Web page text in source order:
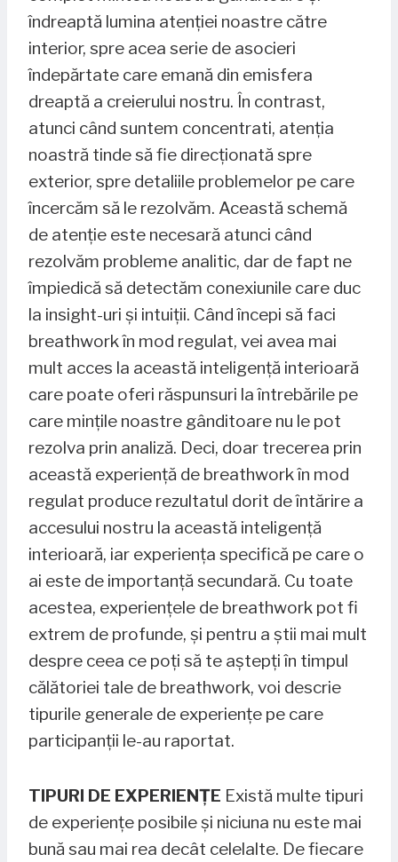
îndreaptă lumina atenției noastre către
interior, spre acea serie de asocieri
îndepărtate care emană din emisfera
dreaptă a creierului nostru. În contrast,
atunci când suntem concentrati, atenția
noastră tinde să fie direcționată spre
exterior, spre detaliile problemelor pe care
încercăm să le rezolvăm. Această schemă
de atenție este necesară atunci când
rezolvăm probleme analitic, dar de fapt ne
împiedică să detectăm conexiunile care duc
la insight-uri și intuiții. Când începi să faci
breathwork în mod regulat, vei avea mai
mult acces la această inteligență interioară
care poate oferi răspunsuri la întrebările pe
care mințile noastre gânditoare nu le pot
rezolva prin analiză. Deci, doar trecerea prin
această experiență de breathwork în mod
regulat produce rezultatul dorit de întărire a
accesului nostru la această inteligență
interioară, iar experiența specifică pe care o
ai este de importanță secundară. Cu toate
acestea, experiențele de breathwork pot fi
extrem de profunde, și pentru a știi mai mult
despre ceea ce poți să te aștepți în timpul
călătoriei tale de breathwork, voi descrie
tipurile generale de experiențe pe care
participanții le-au raportat.
TIPURI DE EXPERIENȚE Există multe tipuri
de experiențe posibile și niciuna nu este mai
bună sau mai rea decât celelalte. De fiecare